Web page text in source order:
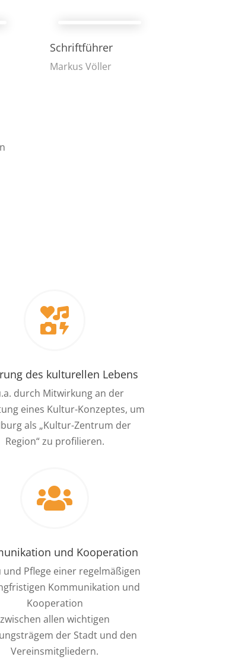
Schriftführer
Markus Völler

des kulturellen Lebens
durch Mitwirkung an der
eines Kultur-Konzeptes, um
als „Kultur-Zentrum der
Region“ zu profilieren.

und Kooperation
und Pflege einer regelmäßigen
Kommunikation und
Kooperation
zwischen allen wichtigen
der Stadt und den
Vereinsmitgliedern.